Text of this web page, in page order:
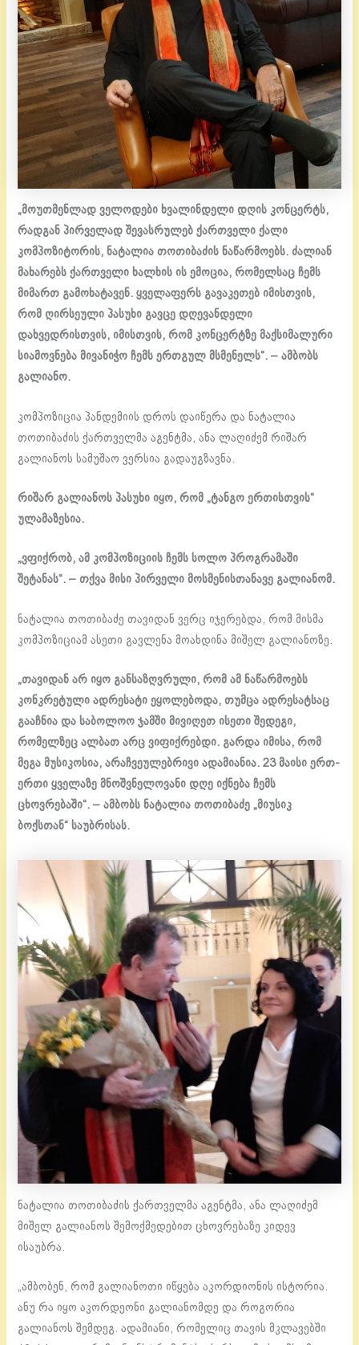
„მოუთმენლად ველოდები ხვალინდელი დღის კონცერტს,
რადგან პირველად შევასრულებ ქართველი ქალი
კომპოზიტორის, ნატალია თოთიბაძის ნაწარმოებს. ძალიან
მახარებს ქართველი ხალხის ის ემოცია, რომელსაც ჩემს
მიმართ გამოხატავენ. ყველაფერს გავაკეთებ იმისთვის,
რომ ღირსეული პასუხი გავცე დღევანდელი
დახვედრისთვის, იმისთვის, რომ კონცერტზე მაქსიმალური
სიამოვნება მივანიჭო ჩემს ერთგულ მსმენელს“. – ამბობს
გალიანო.
კომპოზიცია პანდემიის დროს დაიწერა და ნატალია
თოთიბაძის ქართველმა აგენტმა, ანა ლაღიძემ რიშარ
გალიანოს სამუშაო ვერსია გადაუგზავნა.
რიშარ გალიანოს პასუხი იყო, რომ „ტანგო ერთისთვის“
ულამაზესია.
„ვფიქრობ, ამ კომპოზიციის ჩემს სოლო პროგრამაში
შეტანას“. – თქვა მისი პირველი მოსმენისთანავე გალიანომ.
ნატალია თოთიბაძე თავიდან ვერც იჯერებდა, რომ მისმა
კომპოზიციამ ასეთი გავლენა მოახდინა მიშელ გალიანოზე.
„თავიდან არ იყო განსაზღვრული, რომ ამ ნაწარმოებს
კონკრეტული ადრესატი ეყოლებოდა, თუმცა ადრესატსაც
გააჩნია და საბოლოო ჯამში მივიღეთ ისეთი შედეგი,
რომელზეც ალბათ არც ვიფიქრებდი. გარდა იმისა, რომ
მეგა მუსიკოსია, არაჩვეულებრივი ადამიანია. 23 მაისი ერთ-
ერთი ყველაზე მნოშვნელოვანი დღე იქნება ჩემს
ცხოვრებაში“. – ამბობს ნატალია თოთიბაძე „მიუსიკ
ბოქსთან“ საუბრისას.
ნატალია თოთიბაძის ქართველმა აგენტმა, ანა ლაღიძემ
მიშელ გალიანოს შემოქმედებით ცხოვრებაზე კიდევ
ისაუბრა.
„ამბობენ, რომ გალიანოთი იწყება აკორდიონის ისტორია.
ანუ რა იყო აკორდეონი გალიანომდე და როგორია
გალიანოს შემდეგ. ადამიანი, რომელიც თავის მკლავებში